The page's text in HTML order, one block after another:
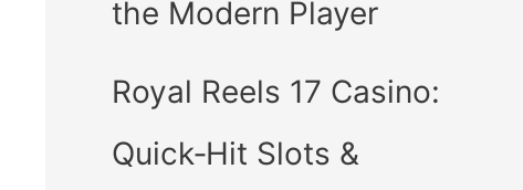
the Modern Player
Royal Reels 17 Casino:
Quick‑Hit Slots &